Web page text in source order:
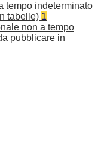
tempo indeterminato
tabelle) 1
non a tempo
pubblicare in